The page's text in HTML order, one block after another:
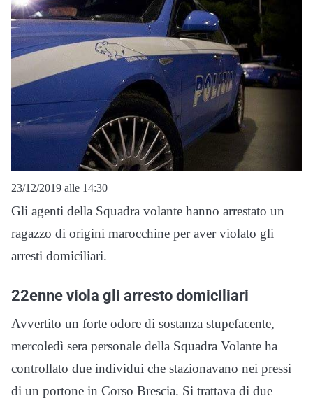
23/12/2019 alle 14:30
Gli agenti della Squadra volante hanno arrestato un
ragazzo di origini marocchine per aver violato gli
arresti domiciliari.
22enne viola gli arresto domiciliari
Avvertito un forte odore di sostanza stupefacente,
mercoledì sera personale della Squadra Volante ha
controllato due individui che stazionavano nei pressi
di un portone in Corso Brescia. Si trattava di due